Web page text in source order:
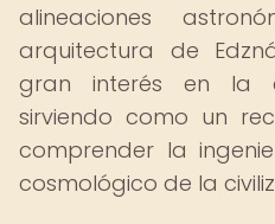
alineaciones
arquitectura de
gran interés en la
sirviendo como un
comprender la
cosmológico de la